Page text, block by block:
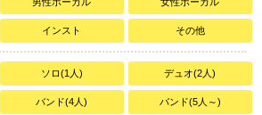
インスト その他
ソロ(1人) デュオ(2人)
バンド(4人) バンド(5人～)